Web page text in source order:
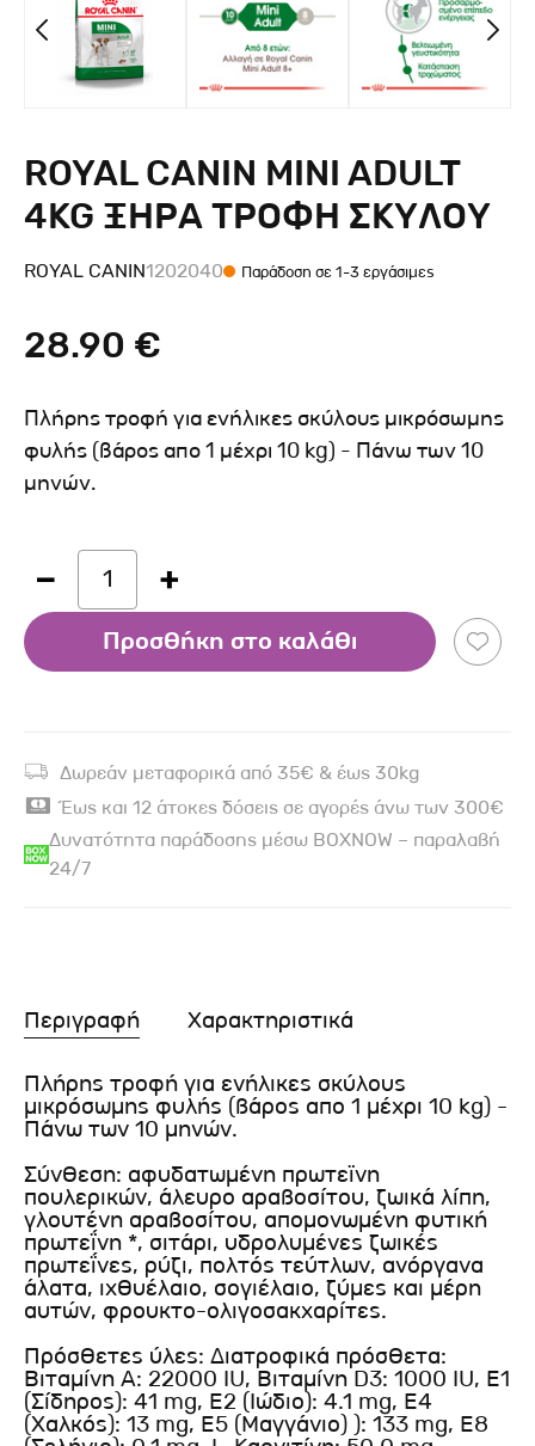
ROYAL CANIN MINI ADULT
4KG ΞΗΡΑ ΤΡΟΦΗ ΣΚΥΛΟΥ
ROYAL CANIN1202040 Παράδοση σε 1-3 εργάσιμες
28.90 €
Πλήρης τροφή για ενήλικες σκύλους μικρόσωμης
φυλής (βάρος απο 1 μέχρι 10 kg) - Πάνω των 10
μηνών.
1
Προσθήκη στο καλάθι
Δωρεάν μεταφορικά από 35€ & έως 30kg
Έως και 12 άτοκες δόσεις σε αγορές άνω των 300€
Δυνατότητα παράδοσης μέσω BOXNOW – παραλαβή
24/7
Περιγραφή Χαρακτηριστικά
Πλήρης τροφή για ενήλικες σκύλους
μικρόσωμης φυλής (βάρος απο 1 μέχρι 10 kg) -
Πάνω των 10 μηνών.
Σύνθεση: αφυδατωμένη πρωτεϊνη
πουλερικών, άλευρο αραβοσίτου, ζωικά λίπη,
γλουτένη αραβοσίτου, απομονωμένη φυτική
πρωτεΐνη *, σιτάρι, υδρολυμένες ζωικές
πρωτεΐνες, ρύζι, πολτός τεύτλων, ανόργανα
άλατα, ιχθυέλαιο, σογιέλαιο, ζύμες και μέρη
αυτών, φρουκτο-ολιγοσακχαρίτες.
Πρόσθετες ύλες: Διατροφικά πρόσθετα:
Βιταμίνη Α: 22000 IU, Βιταμίνη D3: 1000 IU, Ε1
(Σίδηρος): 41 mg, Ε2 (Ιώδιο): 4.1 mg, Ε4
(Χαλκός): 13 mg, Ε5 (Μαγγάνιο) ): 133 mg, Ε8